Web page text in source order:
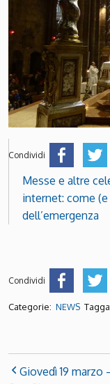
Condividi
Messe e altre
internet: come
dell’emergenza
Condividi
Categorie: NEWS
Giovedì 19 marzo